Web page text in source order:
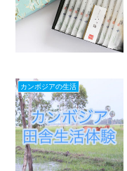
カンボジアの生活